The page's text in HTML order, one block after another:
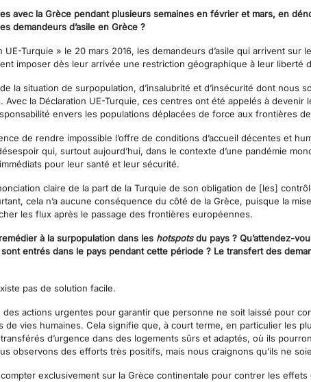
avec la Grèce pendant plusieurs semaines en février et mars, en
demandeurs d’asile en Grèce ?
Turquie » le 20 mars 2016, les demandeurs d’asile qui arrivent sur
imposer dès leur arrivée une restriction géographique à leur liberté
la situation de surpopulation, d’insalubrité et d’insécurité dont nous
Avec la Déclaration UE-Turquie, ces centres ont été appelés à
envers les populations déplacées de force aux frontières de
de rendre impossible l’offre de conditions d’accueil décentes et
qui, surtout aujourd’hui, dans le contexte d’une pandémie
pour leur santé et leur sécurité.
claire de la part de la Turquie de son obligation de [les]
cela n’a aucune conséquence du côté de la Grèce, puisque la
les flux après le passage des frontières européennes.
à la surpopulation dans les hotspotsdu pays ? Qu’attendez-
entrés dans le pays pendant cette période ? Le transfert des
pas de solution facile.
des actions urgentes pour garantir que personne ne soit laissé pour
vies humaines. Cela signifie que, à court terme, en particulier les
d’urgence dans des logements sûrs et adaptés, où ils
observons des efforts très positifs, mais nous craignons qu’ils ne
compter exclusivement sur la Grèce continentale pour contrer les